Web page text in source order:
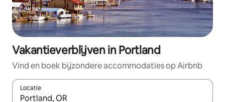
Vakantieverblijven in Portland
Vind en boek bijzondere accommodaties op Airbnb
Locatie
Wanneer er resultaten beschikbaar zijn, maak je een keuze